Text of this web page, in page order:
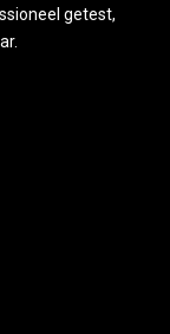
getest,